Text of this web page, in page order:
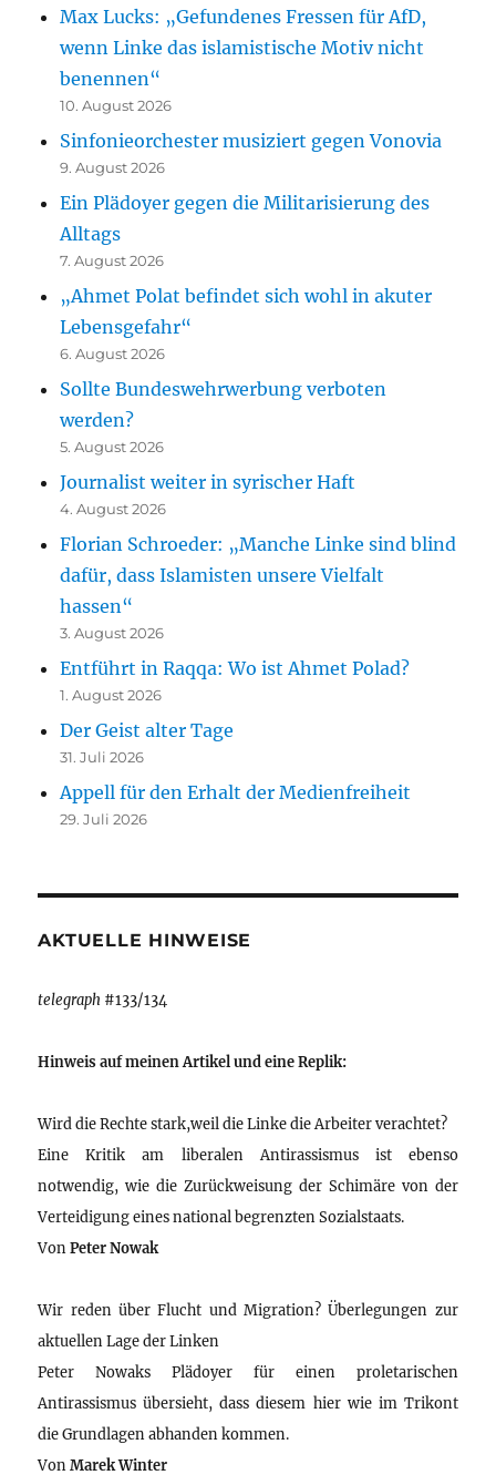
Max Lucks: „Gefundenes Fressen für AfD,
wenn Linke das islamistische Motiv nicht
benennen“
10. August 2026
Sinfonieorchester musiziert gegen Vonovia
9. August 2026
Ein Plädoyer gegen die Militarisierung des
Alltags
7. August 2026
„Ahmet Polat befindet sich wohl in akuter
Lebensgefahr“
6. August 2026
Sollte Bundeswehrwerbung verboten
werden?
5. August 2026
Journalist weiter in syrischer Haft
4. August 2026
Florian Schroeder: „Manche Linke sind blind
dafür, dass Islamisten unsere Vielfalt
hassen“
3. August 2026
Entführt in Raqqa: Wo ist Ahmet Polad?
1. August 2026
Der Geist alter Tage
31. Juli 2026
Appell für den Erhalt der Medienfreiheit
29. Juli 2026
AKTUELLE HINWEISE
telegraph #133/134
Hinweis auf meinen Artikel und eine Replik:
Wird die Rechte stark,weil die Linke die Arbeiter verachtet?
Eine Kritik am liberalen Antirassismus ist ebenso
notwendig, wie die Zurückweisung der Schimäre von der
Verteidigung eines national begrenzten Sozialstaats.
VonPeter Nowak
Wir reden über Flucht und Migration? Überlegungen zur
aktuellen Lage der Linken
Peter Nowaks Plädoyer für einen proletarischen
Antirassismus übersieht, dass diesem hier wie im Trikont
die Grundlagen abhanden kommen.
VonMarek Winter